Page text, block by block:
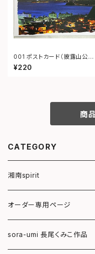
001 ポストカード（披露山公
園 夜景）
¥220
商
CATEGORY
湘南spirit
ポストカード
グリーティングカード
オーダー専用ページ
sora-umi 長尾くみこ作品